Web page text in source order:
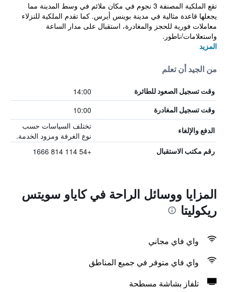
تقع الملكية المصنفة 3 نجوم في مكان ملائم في وسط المدينة مما
يجعلها قاعدة مثالية في مدينة بوينس أيرس. كما تقدم الملكية للنزلاء
معاملات فورية للحجز والمغادرة، استقبال على مدار الساعة
واستعلامات/ناطور.
المزيد
من الجيد أن تعلم
وقت تسجيل الصعود للطائرة 14:00
وقت تسجيل المغادرة 10:00
الدفع والإلغاء
تختلف السياسات حسب
نوع الغرفة ومزود الخدمة.
رقم مكتب الاستقبال +54 114 814 1666
المزايا ووسائل الراحة في كاياو سويتس
ريكوليتا
واي فاي مجاني
واي فاي متوفر في جميع المناطق
تلفاز بشاشة مسطحة